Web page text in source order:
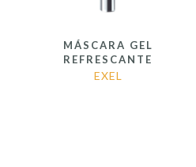
MÁSCARA GEL
REFRESCANTE
EXEL